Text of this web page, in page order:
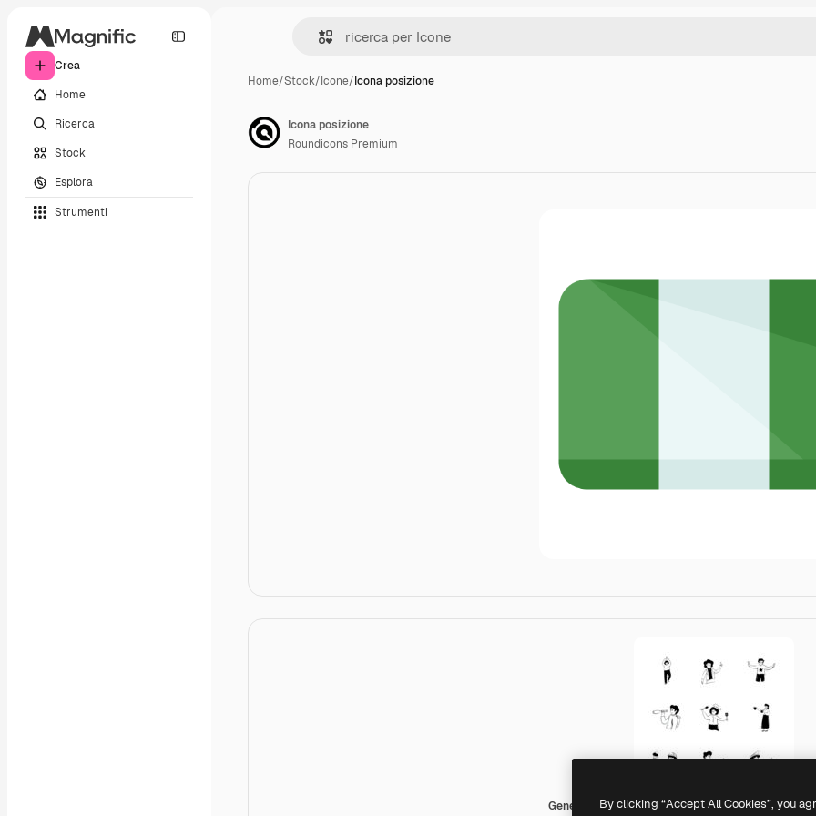
Crea
Home
Ricerca
Stock
Esplora
Strumenti
Home/Stock/Icone/Icona posizione
Generic Others
Icona posizione
Roundicons Premium
By clicking “Accept All Cookies”, you